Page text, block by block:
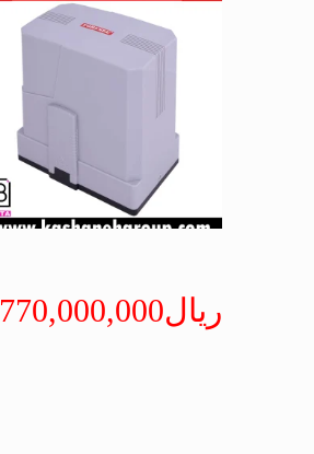
ریال770,000,000